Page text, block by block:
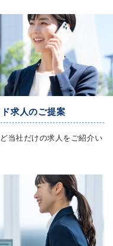
求人のご提案
当社だけの求人をご紹介い